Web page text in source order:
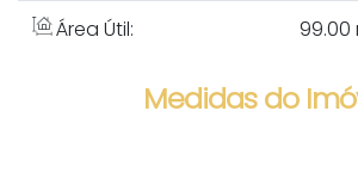
Área Útil: 99.00
Medidas do